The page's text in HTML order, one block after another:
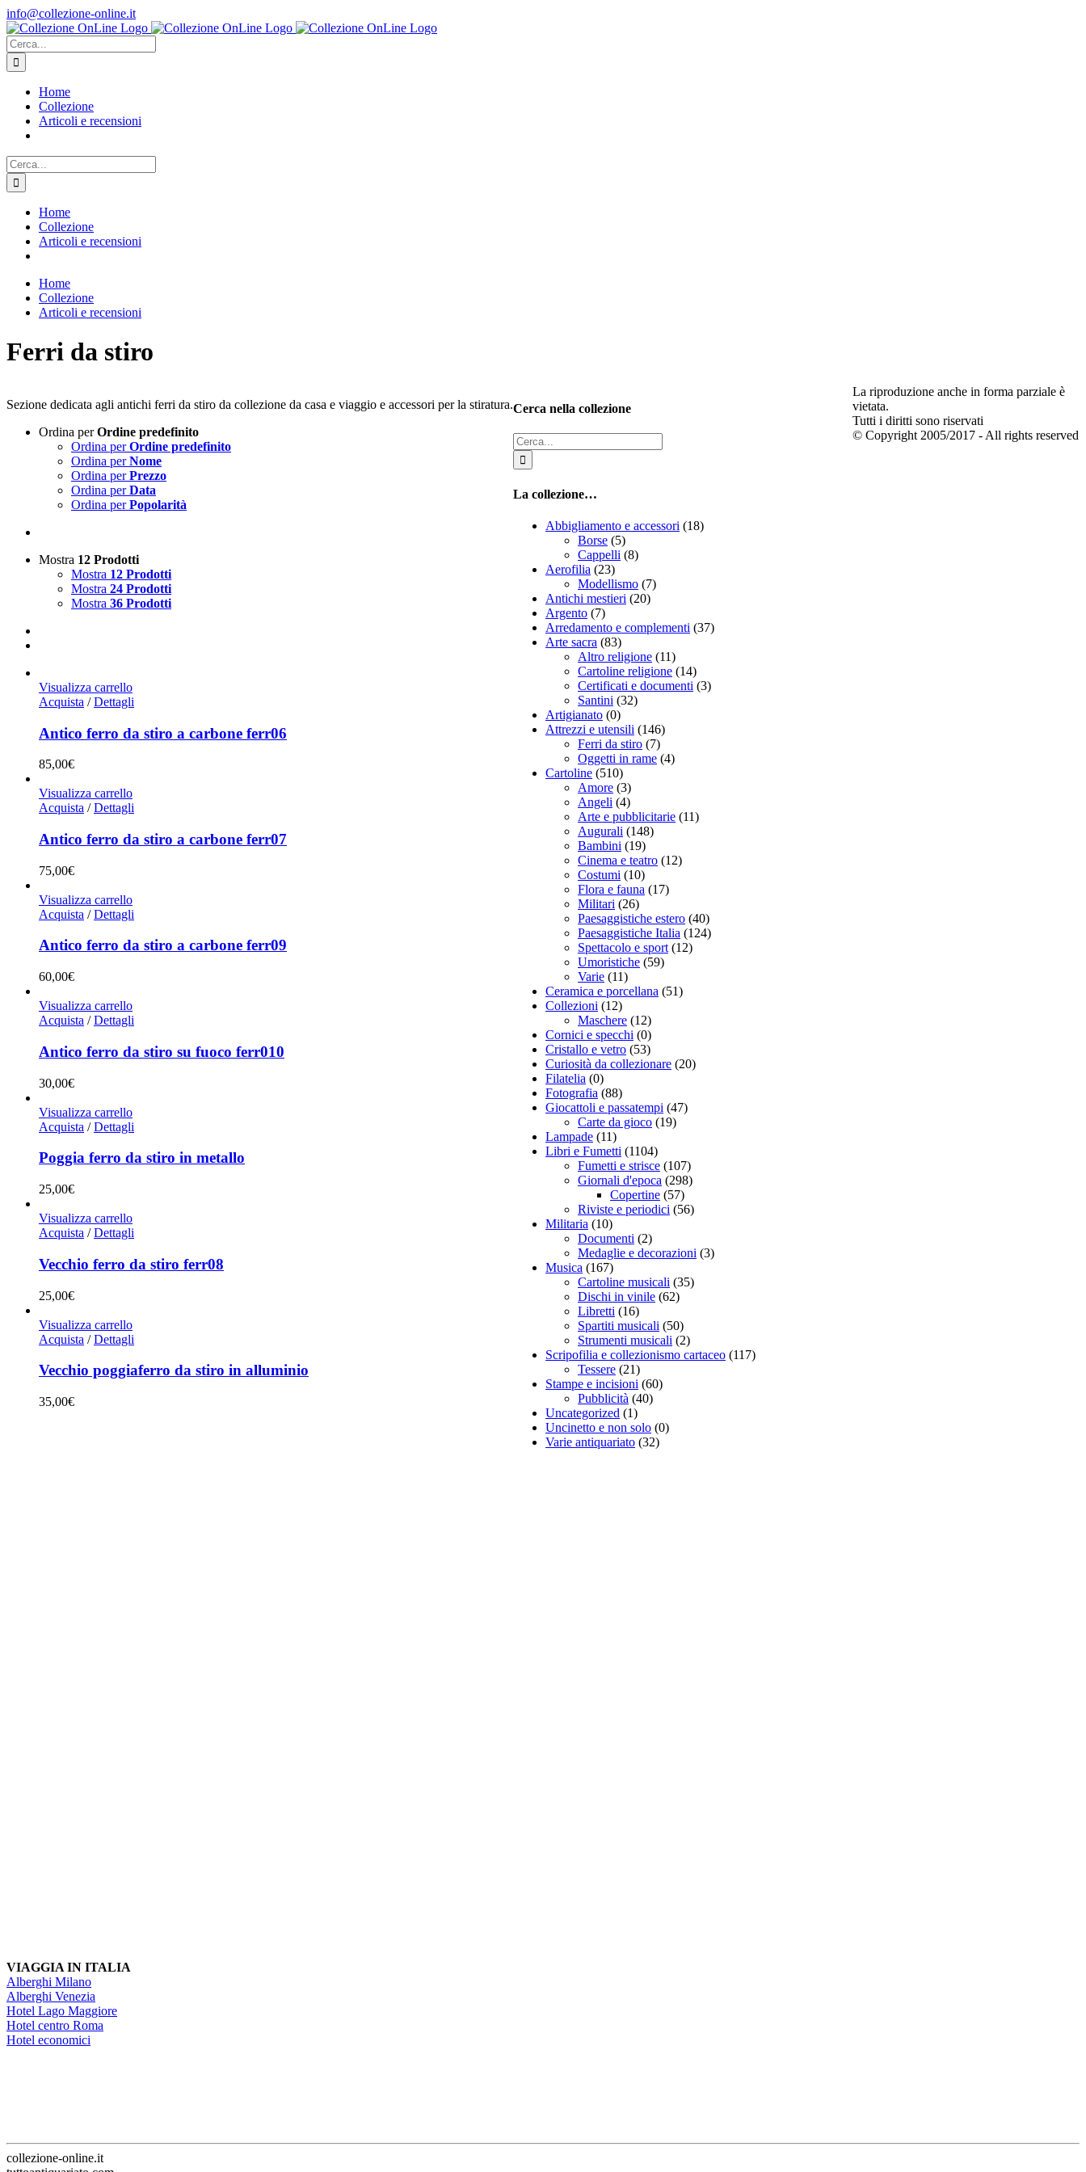
Salta
al
contenuto
info@collezione-online.it
Cerca
per:
Home
Collezione
Articoli e recensioni
Cerca
per:
Home
Collezione
Articoli e recensioni
Home
Collezione
Articoli e recensioni
Ferri da stiro
Sezione dedicata agli antichi ferri da stiro da collezione da casa e viaggio e accessori per la stiratura.
Ordina perOrdine predefinito
Ordina perOrdine predefinito
Ordina perNome
Ordina perPrezzo
Ordina perData
Ordina perPopolarità
Mostra 12 Prodotti
Mostra 12 Prodotti
Mostra 24 Prodotti
Mostra 36 Prodotti
Visualizza carrello
Acquista / Dettagli
Antico ferro da stiro a carbone ferr06
85,00€
Visualizza carrello
Acquista / Dettagli
Antico ferro da stiro a carbone ferr07
75,00€
Visualizza carrello
Acquista / Dettagli
Antico ferro da stiro a carbone ferr09
60,00€
Visualizza carrello
Acquista / Dettagli
Antico ferro da stiro su fuoco ferr010
30,00€
Visualizza carrello
Acquista / Dettagli
Poggia ferro da stiro in metallo
25,00€
Visualizza carrello
Acquista / Dettagli
Vecchio ferro da stiro ferr08
25,00€
Visualizza carrello
Acquista / Dettagli
Vecchio poggiaferro da stiro in alluminio
35,00€
Cerca nella collezione
Cerca
per:
La collezione…
Abbigliamento e accessori (18)
Borse (5)
Cappelli (8)
Aerofilia (23)
Modellismo (7)
Antichi mestieri (20)
Argento (7)
Arredamento e complementi (37)
Arte sacra (83)
Altro religione (11)
Cartoline religione (14)
Certificati e documenti (3)
Santini (32)
Artigianato (0)
Attrezzi e utensili (146)
Ferri da stiro (7)
Oggetti in rame (4)
Cartoline (510)
Amore (3)
Angeli (4)
Arte e pubblicitarie (11)
Augurali (148)
Bambini (19)
Cinema e teatro (12)
Costumi (10)
Flora e fauna (17)
Militari (26)
Paesaggistiche estero (40)
Paesaggistiche Italia (124)
Spettacolo e sport (12)
Umoristiche (59)
Varie (11)
Ceramica e porcellana (51)
Collezioni (12)
Maschere (12)
Cornici e specchi (0)
Cristallo e vetro (53)
Curiosità da collezionare (20)
Filatelia (0)
Fotografia (88)
Giocattoli e passatempi (47)
Carte da gioco (19)
Lampade (11)
Libri e Fumetti (1104)
Fumetti e strisce (107)
Giornali d'epoca (298)
Copertine (57)
Riviste e periodici (56)
Militaria (10)
Documenti (2)
Medaglie e decorazioni (3)
Musica (167)
Cartoline musicali (35)
Dischi in vinile (62)
Libretti (16)
Spartiti musicali (50)
Strumenti musicali (2)
Scripofilia e collezionismo cartaceo (117)
Tessere (21)
Stampe e incisioni (60)
Pubblicità (40)
Uncategorized (1)
Uncinetto e non solo (0)
Varie antiquariato (32)
La riproduzione anche in forma parziale è
vietata.
Tutti i diritti sono riservati
© Copyright 2005/2017 - All rights reserved
VIAGGIA IN ITALIA
Alberghi Milano
Alberghi Venezia
Hotel Lago Maggiore
Hotel centro Roma
Hotel economici
collezione-online.it